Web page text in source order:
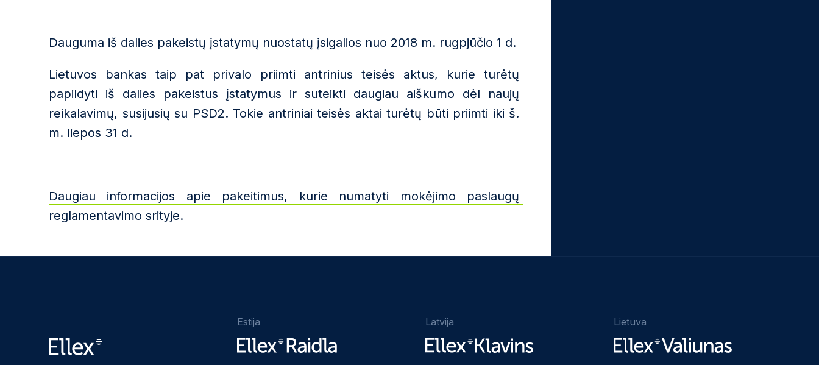
Dauguma iš dalies pakeistų įstatymų nuostatų įsigalios nuo 2018 m. rugpjūčio 1 d.
Lietuvos bankas taip pat privalo priimti antrinius teisės aktus, kurie turėtų
papildyti iš dalies pakeistus įstatymus ir suteikti daugiau aiškumo dėl naujų
reikalavimų, susijusių su PSD2. Tokie antriniai teisės aktai turėtų būti priimti iki š.
m. liepos 31 d.
Daugiau informacijos apie pakeitimus, kurie numatyti mokėjimo paslaugų
reglamentavimo srityje.
Estija Latvija Lietuva